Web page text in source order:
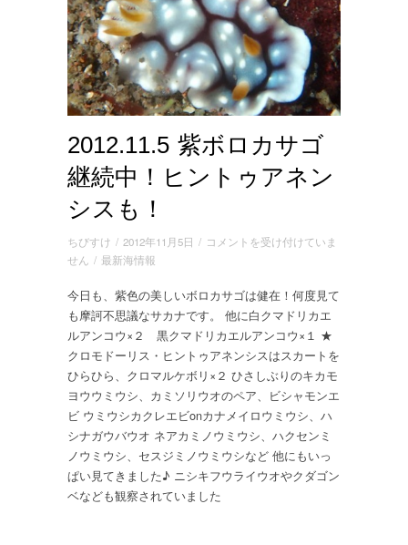
2012.11.5 紫ボロカサゴ
継続中！ヒントゥアネン
シスも！
ちびすけ / 2012年11月5日 / 2012.11.5
ロ
カ
サ
ゴ
継
中！
ヒ
ン
ト
ゥ
ア
コメントを受け付けていま
せん / 最新海情報
今日も、紫色の美しいボロカサゴは健在！何度見て
も摩訶不思議なサカナです。 他に白クマドリカエ
ルアンコウ×２ 黒クマドリカエルアンコウ×１ ★
クロモドーリス・ヒントゥアネンシスはスカートを
ひらひら、クロマルケボリ×２ ひさしぶりのキカモ
ヨウウミウシ、カミソリウオのペア、ビシャモンエ
ビ ウミウシカクレエビonカナメイロウミウシ、ハ
シナガウバウオ ネアカミノウミウシ、ハクセンミ
ノウミウシ、セスジミノウミウシなど 他にもいっ
ぱい見てきました♪ ニシキフウライウオやクダゴン
ベなども観察されていました